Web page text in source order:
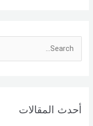
cأحدث المقالات